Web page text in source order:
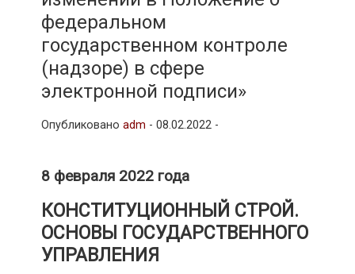
федеральном
государственном контроле
(надзоре) в сфере
электронной подписи»
Опубликовано adm - 08.02.2022 -
8 февраля 2022 года
КОНСТИТУЦИОННЫЙ СТРОЙ.
ОСНОВЫ ГОСУДАРСТВЕННОГО
УПРАВЛЕНИЯ